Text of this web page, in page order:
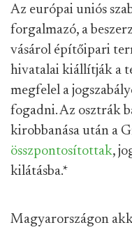
Az európai uniós
forgalmazó, a
vásárol építőipari
hivatalai kiállítják a
megfelel a
fogadni. Az osztrák
kirobbanása után a
összpontosítottak,
kilátásba.*
Magyarországon